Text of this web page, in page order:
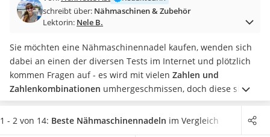
Aluminium-Koffer
Futterboot
E-Bike-Dreirad
Trekkingschuhe Herren
Reisetasche mit Rollen
Klimmzugstation
Koffer
Nachtsichtgerät
schreibt über: Nähmaschinen & Zubehör
Lektorin: Nele B.
Sie möchten eine Nähmaschinennadel kaufen, wenden sich
dabei an einen der diversen Tests im Internet und plötzlich
kommen Fragen auf - es wird mit vielen Zahlen und
Zahlenkombinationen umhergeschmissen, doch diese sind
äußerst wichtig für Ihre Nähmaschinennadel-
Kaufentscheidung. Sie sind Nähmaschinen-Anfänger und
1 - 2 von 14: Beste Nähmaschinennadeln im Vergleich